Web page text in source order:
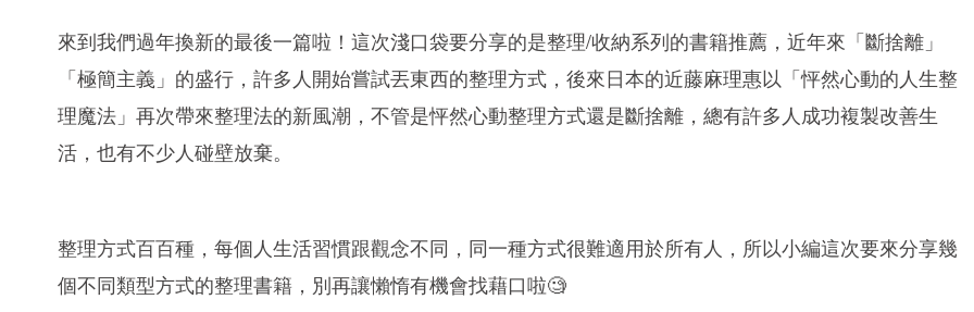
來到我們過年換新的最後一篇啦！這次淺口袋要分享的是整理/收納系列的書籍推薦，近年來「斷捨離」
「極簡主義」的盛行，許多人開始嘗試丟東西的整理方式，後來日本的近藤麻理惠以「怦然心動的人生整
理魔法」再次帶來整理法的新風潮，不管是怦然心動整理方式還是斷捨離，總有許多人成功複製改善生
活，也有不少人碰壁放棄。
整理方式百百種，每個人生活習慣跟觀念不同，同一種方式很難適用於所有人，所以小編這次要來分享幾
個不同類型方式的整理書籍，別再讓懶惰有機會找藉口啦🧐